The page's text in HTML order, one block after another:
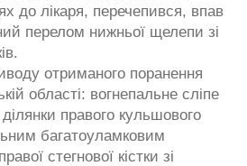
до лікаря, перечепився, впав
перелом нижньої щелепи зі
отриманого поранення
області: вогнепальне сліпе
правого кульшового
багатоуламковим
стегнової кістки зі